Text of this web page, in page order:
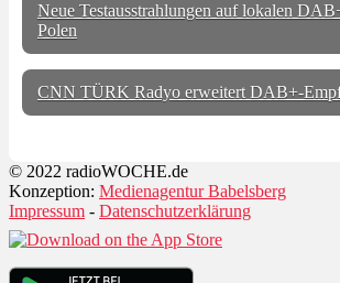
Neue Testausstrahlungen auf lokalen
Polen
CNN TÜRK Radyo erweitert DAB+-
© 2022 radioWOCHE.de
Konzeption: Medienagentur Babelsberg
Impressum - Datenschutzerklärung